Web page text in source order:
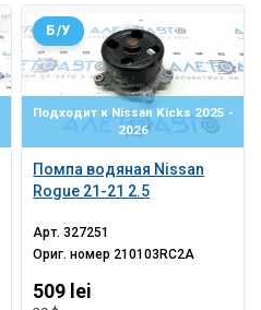
Подходит к Nissan Kicks 2025 -
2026
Помпа водяная Nissan
Rogue 21-21 2.5
Б/У
Арт.327251
Ориг. номер 210103RC2A
509 lei